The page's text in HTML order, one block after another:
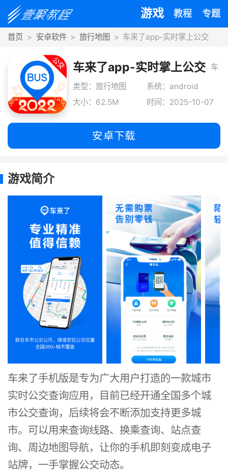
游戏 教程 专题
首页 安卓软件 旅行地图 车来了app-实时掌上公交
车来了app-实时掌上公交 车
了
手
专
为
大
用
户
一
款
类型：旅行地图
系统：android
大小：62.5M
时间：2025-10-07
安卓下载
游戏简介
车来了手机版是专为广大用户打造的一款城市
实时公交查询应用，目前已经开通全国多个城
市公交查询，后续将会不断添加支持更多城
市。可以用来查询线路、换乘查询、站点查
询、周边地图导航，让你的手机即刻变成电子
站牌，一手掌握公交动态。